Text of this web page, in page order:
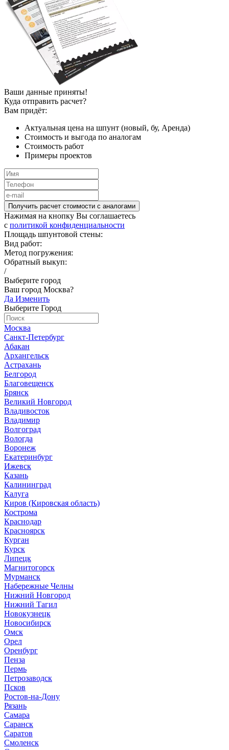
Ваши данные приняты!
Куда отправить расчет?
Вам придёт:
Актуальная цена на шпунт (новый, бу, Аренда)
Стоимость и выгода по аналогам
Стоимость работ
Примеры проектов
Получить расчет стоимости c аналогами
Нажимая на кнопку Вы соглашаетесь
c политикой конфиденциальности
Площадь шпунтовой стены:
Вид работ:
Метод погружения:
Обратный выкуп:
/
Выберите город
Ваш город Москва?
Да Изменить
Выберите Город
Москва
Санкт-Петербург
Абакан
Архангельск
Астрахань
Белгород
Благовещенск
Брянск
Великий Новгород
Владивосток
Владимир
Волгоград
Вологда
Воронеж
Екатеринбург
Ижевск
Казань
Калининград
Калуга
Киров (Кировская область)
Кострома
Краснодар
Красноярск
Курган
Курск
Липецк
Магнитогорск
Мурманск
Набережные Челны
Нижний Новгород
Нижний Тагил
Новокузнецк
Новосибирск
Омск
Орел
Оренбург
Пенза
Пермь
Петрозаводск
Псков
Ростов-на-Дону
Рязань
Самара
Саранск
Саратов
Смоленск